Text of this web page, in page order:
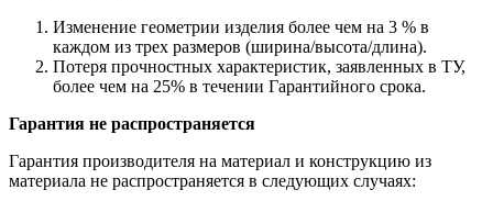
Изменение геометрии изделия более чем на 3 % в
каждом из трех размеров (ширина/высота/длина).
Потеря прочностных характеристик, заявленных в ТУ,
более чем на 25% в течении Гарантийного срока.
Гарантия не распространяется
Гарантия производителя на материал и конструкцию из
материала не распространяется в следующих случаях: